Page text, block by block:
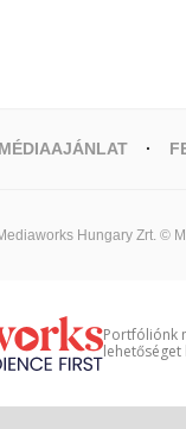
MÉDIAAJÁNLAT
Hungary Zrt. ©
Portfóliónk
lehetőséget